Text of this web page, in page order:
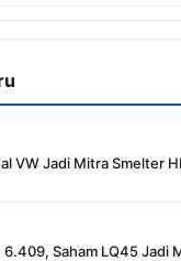
VW Jadi Mitra Smelter
6.409, Saham LQ45 Jadi